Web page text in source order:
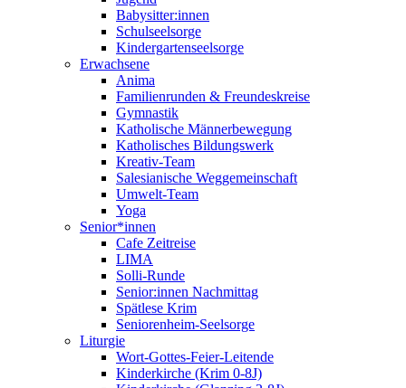
Babysitter:innen
Schulseelsorge
Kindergartenseelsorge
Erwachsene
Anima
Familienrunden & Freundeskreise
Gymnastik
Katholische Männerbewegung
Katholisches Bildungswerk
Kreativ-Team
Salesianische Weggemeinschaft
Umwelt-Team
Yoga
Senior*innen
Cafe Zeitreise
LIMA
Solli-Runde
Senior:innen Nachmittag
Spätlese Krim
Seniorenheim-Seelsorge
Liturgie
Wort-Gottes-Feier-Leitende
Kinderkirche (Krim 0-8J)